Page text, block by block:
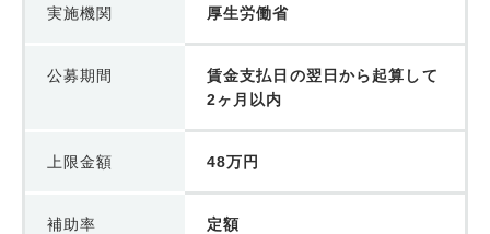
実施機関 厚生労働省
公募期間
賃金支払日の翌日から起算して
2ヶ月以内
上限金額 48万円
補助率 定額